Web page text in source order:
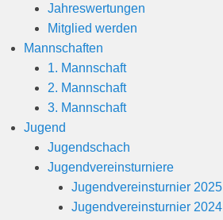
Jahreswertungen
Mitglied werden
Mannschaften
1. Mannschaft
2. Mannschaft
3. Mannschaft
Jugend
Jugendschach
Jugendvereinsturniere
Jugendvereinsturnier 2025
Jugendvereinsturnier 2024